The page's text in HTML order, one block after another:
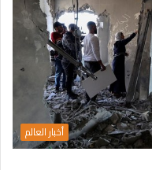
أخبار العالم